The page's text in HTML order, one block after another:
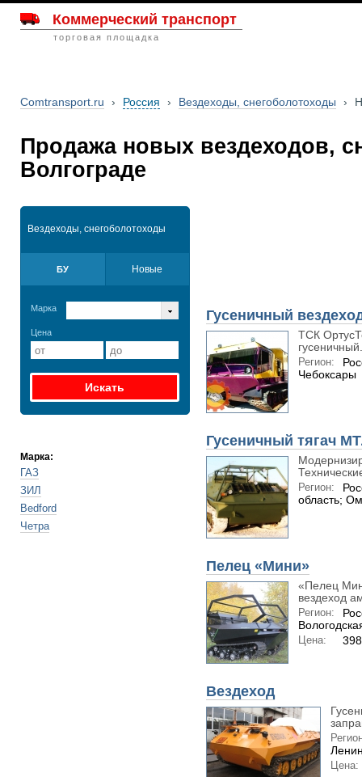
Коммерческий транспорт
торговая площадка
Comtransport.ru › Россия › Вездеходы, снегоболотоходы ›
Продажа новых вездеходов,
Волгограде
Вездеходы, снегоболотоходы
БУ Новые
Марка
Цена
Марка:
ГАЗ
ЗИЛ
Bedford
Четра
Гусеничный
ТСК
Регион:
Чебоксары
Гусеничный тягач
Регион:
область;
Пелец «Мини»
«Пелец
вездеход
Регион:
Цена:
Вездеход
Цена: